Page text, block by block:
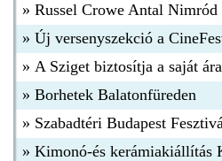
» Russel Crowe Antal
» Új versenyszekció a
» A Sziget biztosítja a saját
» Borhetek Balatonfüreden
» Szabadtéri Budapest
» Kimonó-és kerámiakiállítás